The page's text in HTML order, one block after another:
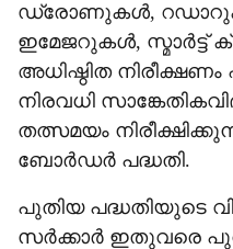
ഡ്രോണുകള്‍,
ഇമേജറുകള്‍,
അധിഷ്ഠിത
നിരവധി
തത്സമയം
ബോര്‍ഡര്‍ പദ്ധതി.
പുതിയ പദ്ധതിയുടെ
സർക്കാർ ഇതുവരെ